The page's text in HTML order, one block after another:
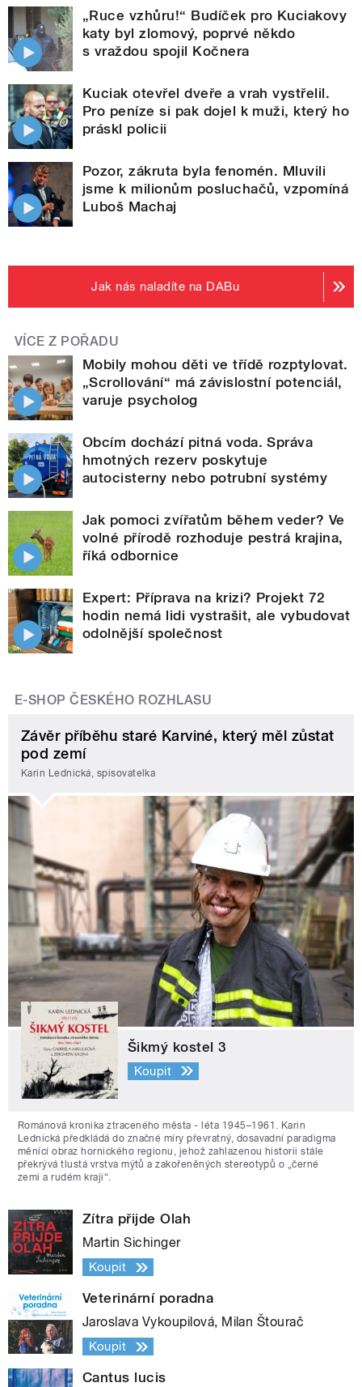
„Ruce vzhůru!“ Budíček pro Kuciakovy
katy byl zlomový, poprvé někdo
s vraždou spojil Kočnera
Kuciak otevřel dveře a vrah vystřelil.
Pro peníze si pak dojel k muži, který ho
práskl policii
Pozor, zákruta byla fenomén. Mluvili
jsme k milionům posluchačů, vzpomíná
Luboš Machaj
Jak nás naladíte na DABu
VÍCE Z POŘADU
Mobily mohou děti ve třídě rozptylovat.
„Scrollování“ má závislostní potenciál,
varuje psycholog
Obcím dochází pitná voda. Správa
hmotných rezerv poskytuje
autocisterny nebo potrubní systémy
Jak pomoci zvířatům během veder? Ve
volné přírodě rozhoduje pestrá krajina,
říká odbornice
Expert: Příprava na krizi? Projekt 72
hodin nemá lidi vystrašit, ale vybudovat
odolnější společnost
E-SHOP ČESKÉHO ROZHLASU
Závěr příběhu staré Karviné, který měl zůstat
pod zemí
Karin Lednická, spisovatelka
Šikmý kostel 3
Koupit
Románová kronika ztraceného města - léta 1945–1961. Karin
Lednická předkládá do značné míry převratný, dosavadní paradigma
měnící obraz hornického regionu, jehož zahlazenou historii stále
překrývá tlustá vrstva mýtů a zakořeněných stereotypů o „černé
zemi a rudém kraji“.
Zítra přijde Olah
Martin Sichinger
Koupit
Veterinární poradna
Jaroslava Vykoupilová, Milan Štourač
Koupit
Cantus lucis